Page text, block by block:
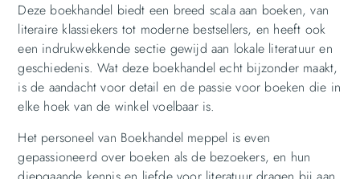
Deze boekhandel biedt een breed scala aan boeken, van
literaire klassiekers tot moderne bestsellers, en heeft ook
een indrukwekkende sectie gewijd aan lokale literatuur en
geschiedenis. Wat deze boekhandel echt bijzonder maakt,
is de aandacht voor detail en de passie voor boeken die in
elke hoek van de winkel voelbaar is.
Het personeel van Boekhandel meppel is even
gepassioneerd over boeken als de bezoekers, en hun